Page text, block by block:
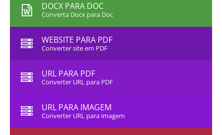
DOCX PARA DOC
Converta Docx para Doc
WEBSITE PARA PDF
Converter site em PDF
URL PARA PDF
Converter URL para PDF
URL PARA IMAGEM
Converter URL para imagem